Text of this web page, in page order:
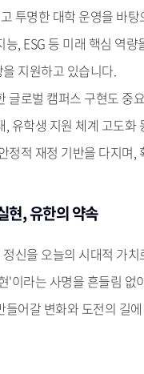
투명한 대학 운영을 바
, ESG 등 미래 핵심 역
지원하고 있습니다.
글로벌 캠퍼스 구현도 중
, 유학생 지원 체계 고도
정적 재정 기반을 다지며
현, 유한의 약속
신을 오늘의 시대적 가치
'이라는 사명을 흔들림 없
들어갈 변화와 도전의 길